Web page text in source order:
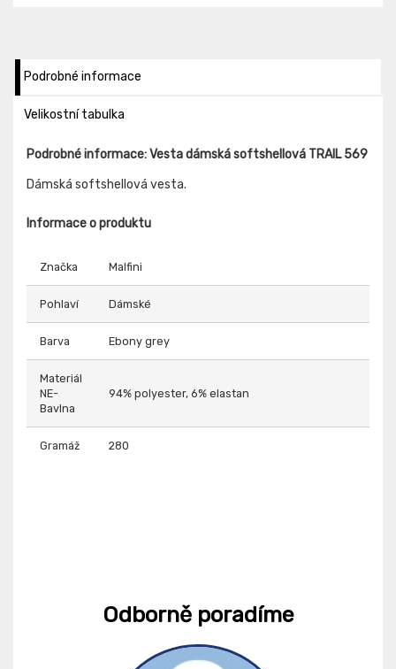
Podrobné informace
Velikostní tabulka
Podrobné informace: Vesta dámská softshellová TRAIL 569
Dámská softshellová vesta.
Informace o produktu
Značka Malfini
Pohlaví Dámské
Barva Ebony grey
Materiál
NE-
Bavlna
94% polyester, 6% elastan
Gramáž 280
Odborně poradíme